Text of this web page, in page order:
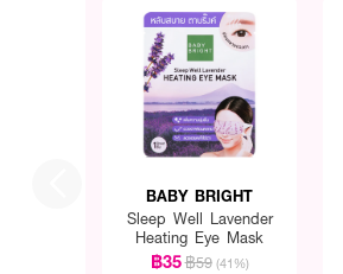
BABY BRIGHT
Sleep Well Lavender
Heating Eye Mask
฿35฿59 (41%)